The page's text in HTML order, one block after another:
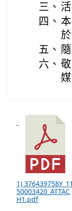
三、
四、
五、
六、
1) 376439758Y_11
50003420_ATTAC
H1.pdf